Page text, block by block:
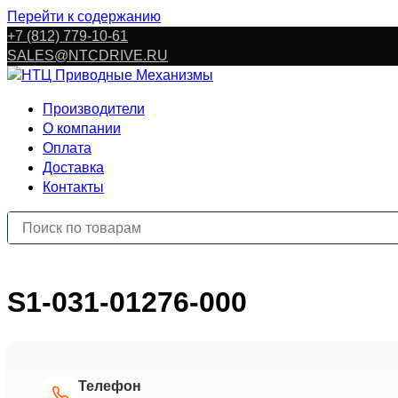
Перейти к содержанию
+7 (812) 779-10-61
SALES@NTCDRIVE.RU
Производители
О компании
Оплата
Доставка
Контакты
S1-031-01276-000
Телефон